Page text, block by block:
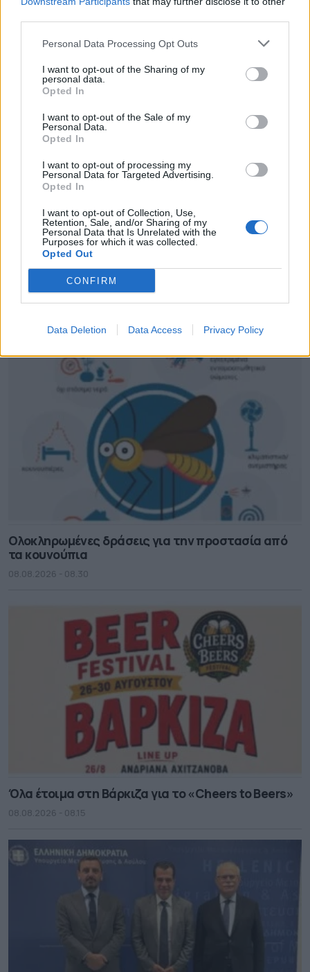
Personal Data Processing Opt Outs
I want to opt-out of the Sharing of my
personal data.
Opted In
I want to opt-out of the Sale of my
Personal Data.
Opted In
I want to opt-out of processing my
Personal Data for Targeted Advertising.
Opted In
I want to opt-out of Collection, Use,
Retention, Sale, and/or Sharing of my
Personal Data that Is Unrelated with the
Purposes for which it was collected.
Opted Out
CONFIRM
Data Deletion Data Access Privacy Policy
Σοφάδων
08.08.2026 - 08.55
Συνάντηση Δημάρχου Κοζάνης- Γ. Βρούτση για το
στάδιο της πόλης
Ολοκληρωμένες δράσεις για την προστασία από
τα κουνούπια
08.08.2026 - 08.30
Όλα έτοιμα στη Βάρκιζα για το «Cheers to Beers»
08.08.2026 - 08.15